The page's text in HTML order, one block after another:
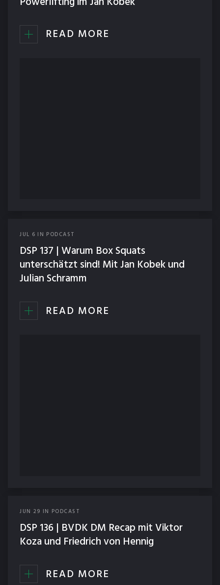
READ MORE
JUL 6 IN PODCAST
DSP 137 | Warum Box Squats
unterschätzt sind! Mit Jan Kobek und
Julian Schramm
READ MORE
JUN 29 IN PODCAST
DSP 136 | BVDK DM Recap mit Viktor
Koza und Friedrich von Hennig
READ MORE